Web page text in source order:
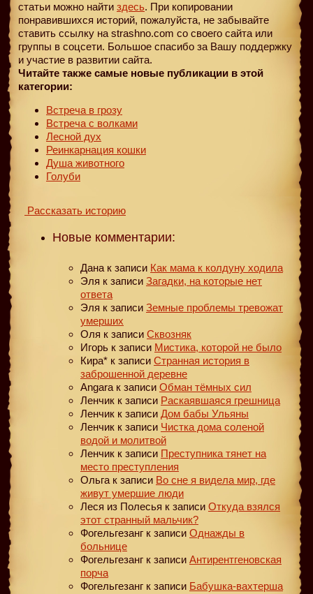
статьи можно найти здесь. При копировании
понравившихся историй, пожалуйста, не забывайте
ставить ссылку на strashno.com со своего сайта или
группы в соцсети. Большое спасибо за Вашу поддержку
и участие в развитии сайта.
Читайте также самые новые публикации в этой
категории:
Встреча в грозу
Встреча с волками
Лесной дух
Реинкарнация кошки
Душа животного
Голуби
Рассказать историю
Новые комментарии:
Дана к записи Как мама к колдуну ходила
Эля к записи Загадки, на которые нет
ответа
Эля к записи Земные проблемы тревожат
умерших
Оля к записи Сквозняк
Игорь к записи Мистика, которой не было
Кира* к записи Странная история в
заброшенной деревне
Angara к записи Обман тёмных сил
Ленчик к записи Раскаявшаяся грешница
Ленчик к записи Дом бабы Ульяны
Ленчик к записи Чистка дома соленой
водой и молитвой
Ленчик к записи Преступника тянет на
место преступления
Ольга к записи Во сне я видела мир, где
живут умершие люди
Леся из Полесья к записи Откуда взялся
этот странный мальчик?
Фогельгезанг к записи Однажды в
больнице
Фогельгезанг к записи Антирентгеновская
порча
Фогельгезанг к записи Бабушка-вахтерша